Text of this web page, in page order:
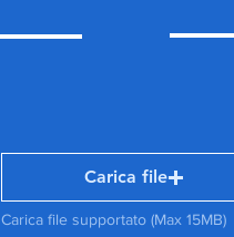
Carica file
Carica file supportato (Max 15MB)